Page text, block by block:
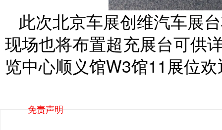
此次北京车展创维汽车展
现场也将布置超充展台可供
览中心顺义馆W3馆11展位
免责声明